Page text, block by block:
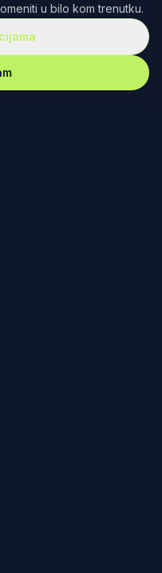
u bilo kom trenutku.